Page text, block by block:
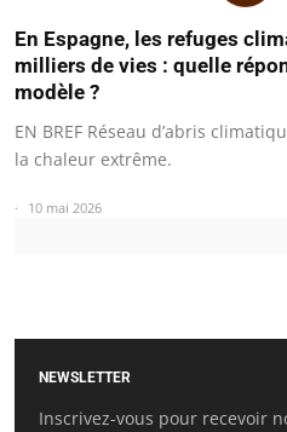
En Espagne, les refuges
milliers de vies : quelle
modèle ?
EN BREF Réseau d’abris
la chaleur extrême.
10 mai 2026
NEWSLETTER
Inscrivez-vous pour recevoir